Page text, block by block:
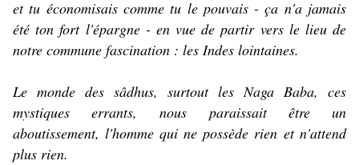
et tu économisais comme tu le pouvais - ça n'a jamais
été ton fort l'épargne - en vue de partir vers le lieu de
notre commune fascination : les Indes lointaines.
Le monde des sâdhus, surtout les Naga Baba, ces
mystiques errants, nous paraissait être un
aboutissement, l'homme qui ne possède rien et n'attend
plus rien.